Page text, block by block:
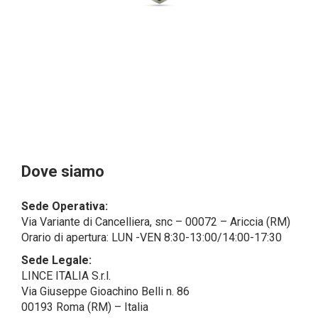
dal campo di applicazione del GDPR (artt. 1 e 4 del
Alcuni segmenti dell’attività richiesta potrebbero
l’espletamento di alcune attività determinate a
società esterne che presentano le garanzie richieste
dal GDPR, abilitandole e a compiere
operazioni determinate per conto di LINCE ITALIA e
conformemente alle istruzioni fornite da
quest’ultima sulla base di specifico accordo per la
gestione dei dati.
Dove siamo
Sede Operativa:
Via Variante di Cancelliera, snc – 00072 – Ariccia (RM)
Orario di apertura: LUN -VEN 8:30-13:00/14:00-17:30
Sede Legale:
LINCE ITALIA S.r.l.
Via Giuseppe Gioachino Belli n. 86
00193 Roma (RM) – Italia